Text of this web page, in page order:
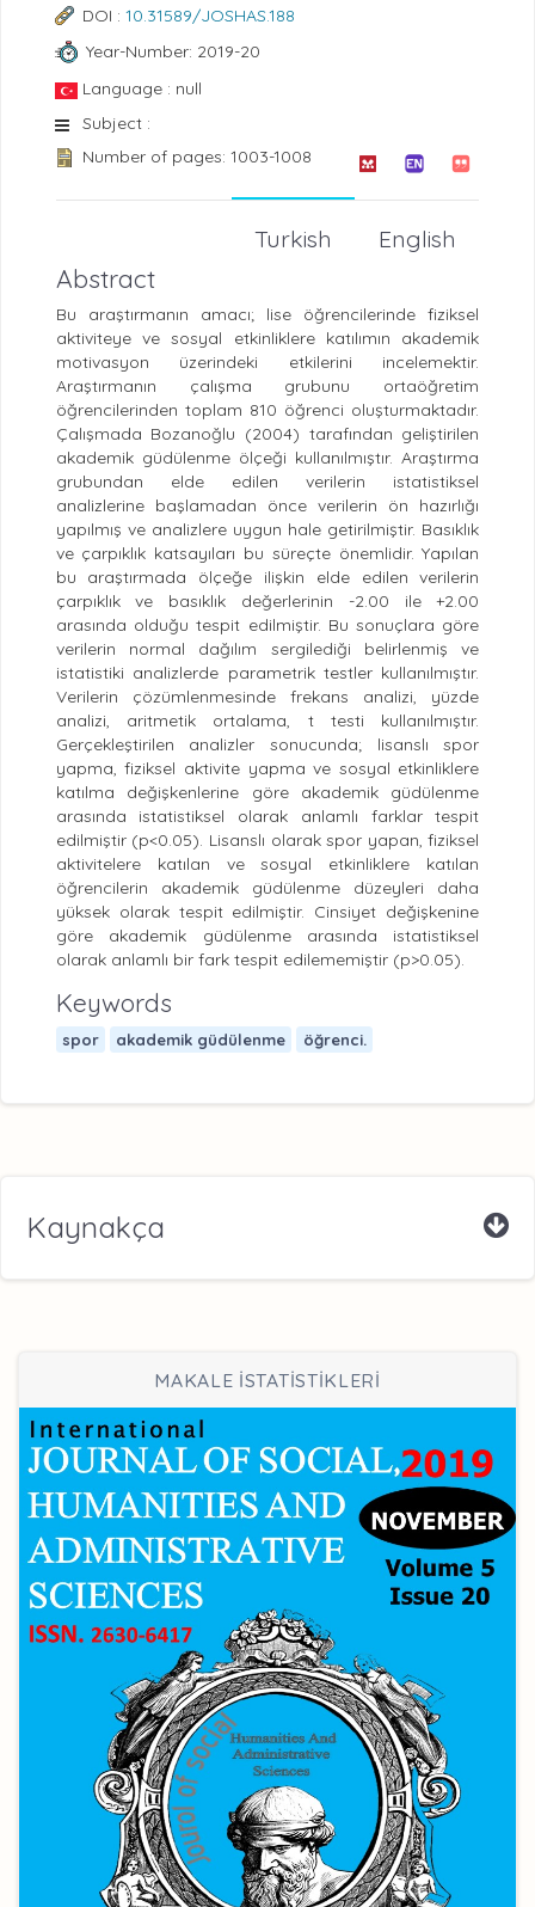
DOI : 10.31589/JOSHAS.188
Year-Number: 2019-20
Language : null
Subject :
Number of pages: 1003-1008
English
Turkish
Abstract
Bu araştırmanın amacı; lise öğrencilerinde fiziksel
aktiviteye ve sosyal etkinliklere katılımın akademik
motivasyon üzerindeki etkilerini incelemektir.
Araştırmanın çalışma grubunu ortaöğretim
öğrencilerinden toplam 810 öğrenci oluşturmaktadır.
Çalışmada Bozanoğlu (2004) tarafından geliştirilen
akademik güdülenme ölçeği kullanılmıştır. Araştırma
grubundan elde edilen verilerin istatistiksel
analizlerine başlamadan önce verilerin ön hazırlığı
yapılmış ve analizlere uygun hale getirilmiştir. Basıklık
ve çarpıklık katsayıları bu süreçte önemlidir. Yapılan
bu araştırmada ölçeğe ilişkin elde edilen verilerin
çarpıklık ve basıklık değerlerinin -2.00 ile +2.00
arasında olduğu tespit edilmiştir. Bu sonuçlara göre
verilerin normal dağılım sergilediği belirlenmiş ve
istatistiki analizlerde parametrik testler kullanılmıştır.
Verilerin çözümlenmesinde frekans analizi, yüzde
analizi, aritmetik ortalama, t testi kullanılmıştır.
Gerçekleştirilen analizler sonucunda; lisanslı spor
yapma, fiziksel aktivite yapma ve sosyal etkinliklere
katılma değişkenlerine göre akademik güdülenme
arasında istatistiksel olarak anlamlı farklar tespit
edilmiştir (p<0.05). Lisanslı olarak spor yapan, fiziksel
aktivitelere katılan ve sosyal etkinliklere katılan
öğrencilerin akademik güdülenme düzeyleri daha
yüksek olarak tespit edilmiştir. Cinsiyet değişkenine
göre akademik güdülenme arasında istatistiksel
olarak anlamlı bir fark tespit edilememiştir (p>0.05).
Keywords
spor akademik güdülenme öğrenci.
Kaynakça
MAKALE İSTATİSTİKLERİ